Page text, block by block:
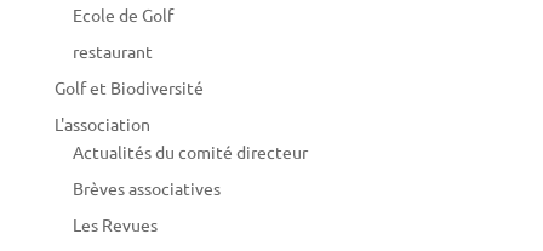
Ecole de Golf
restaurant
Golf et Biodiversité
L'association
Actualités du comité directeur
Brèves associatives
Les Revues